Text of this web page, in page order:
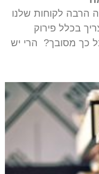
הרבה לקוחות שלנו
בכלל פירוק
כך מסובך? הרי יש